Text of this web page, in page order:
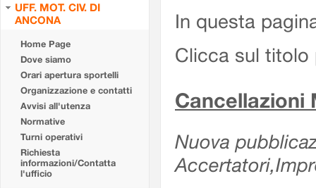
UFF. MOT. CIV. DI
ANCONA
Home Page
Dove siamo
Orari apertura sportelli
Organizzazione e contatti
Avvisi all'utenza
Normative
Turni operativi
Richiesta
informazioni/Contatta
l'ufficio
In questa
Clicca sul titolo
Cancellazioni
Nuova